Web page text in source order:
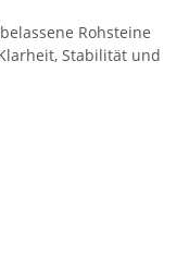
Rohsteine
Stabilität und